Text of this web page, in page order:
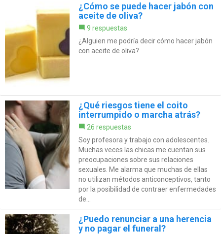
¿Cómo se puede hacer jabón con
aceite de oliva?
9 respuestas
¿Alguien me podría decir cómo hacer jabón
con aceite de oliva?
¿Qué riesgos tiene el coito
interrumpido o marcha atrás?
26 respuestas
Soy profesora y trabajo con adolescentes.
Muchas veces las chicas me cuentan sus
preocupaciones sobre sus relaciones
sexuales. Me alarma que muchas de ellas
no utilizan métodos anticonceptivos, tanto
por la posibilidad de contraer enfermedades
de...
¿Puedo renunciar a una herencia
y no pagar el funeral?